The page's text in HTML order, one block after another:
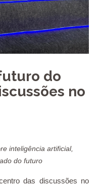
do
no
inteligência artificial,
do futuro
das discussões no